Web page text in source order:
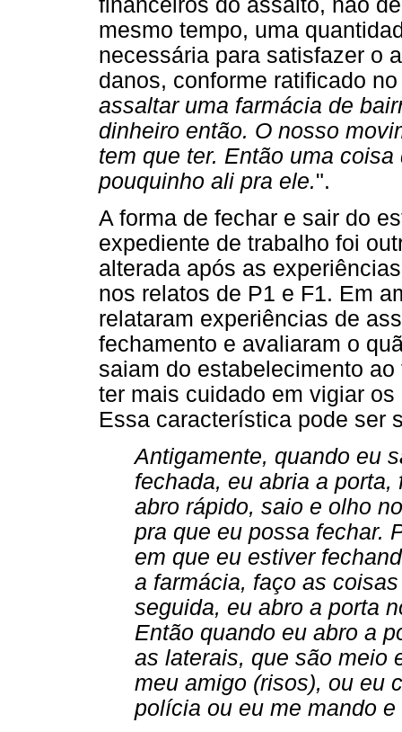
mesmo tempo, uma
necessária para satisfazer o
danos, conforme ratificado
assaltar uma farmácia de
dinheiro então. O nosso
tem que ter. Então uma
pouquinho ali pra ele.".
A forma de fechar e sair do
expediente de trabalho foi
alterada após as
nos relatos de P1 e F1. Em
relataram experiências de
fechamento e avaliaram o
saiam do estabelecimento
ter mais cuidado em vigiar
Essa característica pode ser
Antigamente, quando eu
fechada, eu abria a
abro rápido, saio e olho
pra que eu possa fechar.
em que eu estiver
a farmácia, faço as
seguida, eu abro a porta
Então quando eu abro a
as laterais, que são meio
meu amigo (risos), ou eu
polícia ou eu me mando